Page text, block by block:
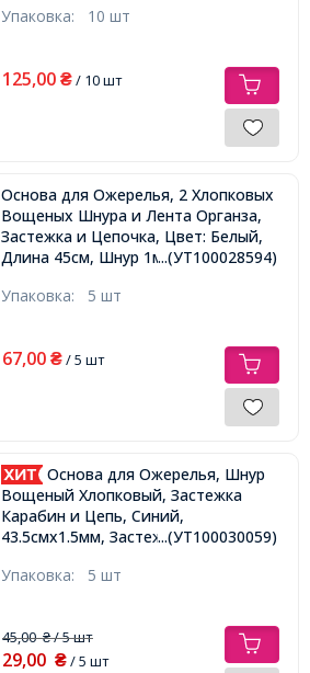
Упаковка: 10 шт
125,00 ₴/ 10 шт
Основа для Ожерелья, 2 Хлопковых
Вощеных Шнура и Лента Органза,
Застежка и Цепочка, Цвет: Белый,
Длина 45см, Шнур 1мм, Лента 7мм,
...(УТ100028594)
Упаковка: 5 шт
67,00 ₴/ 5 шт
Основа для Ожерелья, Шнур
Вощеный Хлопковый, Застежка
Карабин и Цепь, Синий,
43.5смх1.5мм, Застежка 12х7х2.5мм,
...(УТ100030059)
Упаковка: 5 шт
45,00₴/ 5 шт
29,00 ₴/ 5 шт